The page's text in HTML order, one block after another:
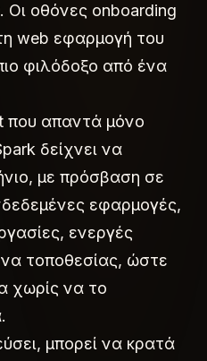
Οι οθόνες onboarding
web εφαρμογή του
φιλόδοξο από ένα
που απαντά μόνο
δείχνει να
με πρόσβαση σε
εφαρμογές,
ενεργές
τοποθεσίας, ώστε
χωρίς να το
μπορεί να κρατά